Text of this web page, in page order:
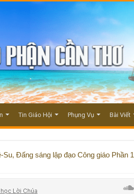
Tin Giáo Hội Phụng Vụ Bài Viết
Đấng sáng lập đạo Công giáo Phần 1